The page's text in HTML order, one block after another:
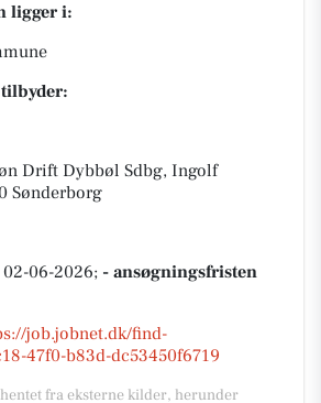
ligger i:
Drift Dybbøl Sdbg, Ingolf
Sønderborg
06-2026; - ansøgningsfristen
job.jobnet.dk/find-
47f0-b83d-dc53450f6719
fra eksterne kilder, herunder